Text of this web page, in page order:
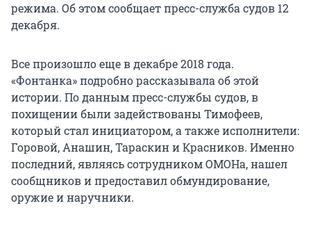
режима. Об этом сообщает пресс-служба судов 12
декабря.
Все произошло еще в декабре 2018 года.
«Фонтанка» подробно рассказывала об этой
истории. По данным пресс-службы судов, в
похищении были задействованы Тимофеев,
который стал инициатором, а также исполнители:
Горовой, Анашин, Тараскин и Красников. Именно
последний, являясь сотрудником ОМОНа, нашел
сообщников и предоставил обмундирование,
оружие и наручники.